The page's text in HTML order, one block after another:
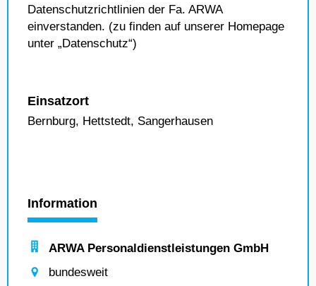
Datenschutzrichtlinien der Fa. ARWA
einverstanden. (zu finden auf unserer Homepage
unter „Datenschutz“)
Einsatzort
Bernburg, Hettstedt, Sangerhausen
Information
ARWA Personaldienstleistungen GmbH
bundesweit